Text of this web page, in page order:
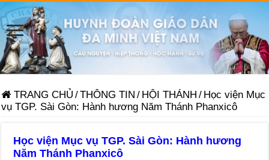
TRANG CHỦ /THÔNG TIN / HỘI THÁNH / Học viện Mục
vụ TGP. Sài Gòn: Hành hương Năm Thánh Phanxicô
Học viện Mục vụ TGP. Sài Gòn: Hành hương
Năm Thánh Phanxicô